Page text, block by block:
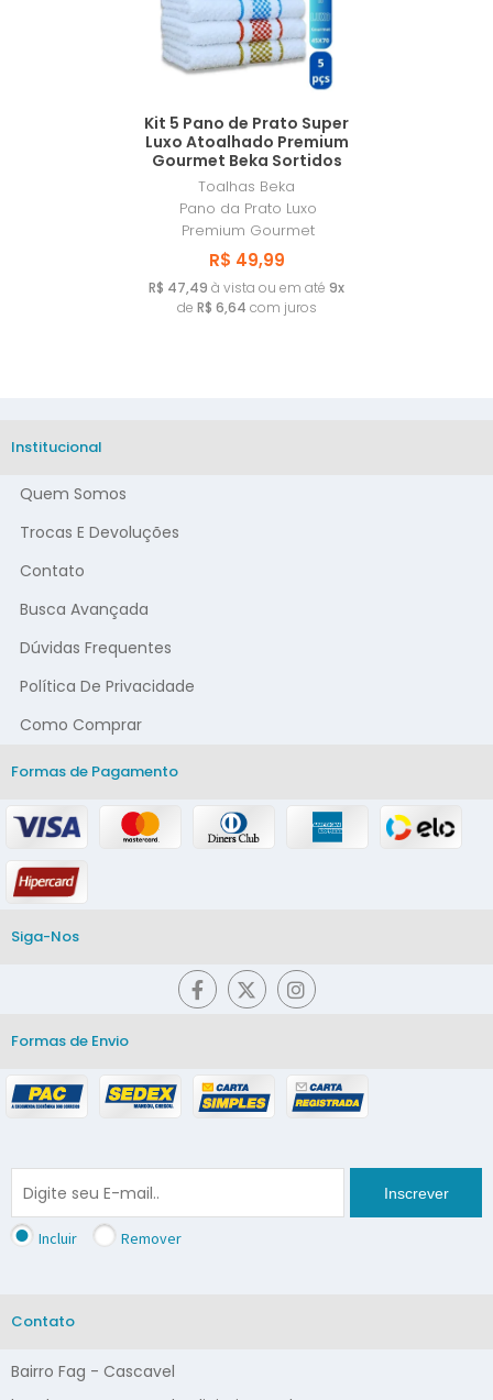
Kit 5 Pano de Prato Super
Luxo Atoalhado Premium
Gourmet Beka Sortidos
Toalhas Beka
Pano da Prato Luxo
Premium Gourmet
R$ 49,99
R$ 47,49 à vista ou em até 9x
de R$ 6,64 com juros
Institucional
Quem Somos
Trocas E Devoluções
Contato
Busca Avançada
Dúvidas Frequentes
Política De Privacidade
Como Comprar
Formas de Pagamento
Siga-Nos
Formas de Envio
Inscrever
Incluir Remover
Contato
Bairro Fag - Cascavel